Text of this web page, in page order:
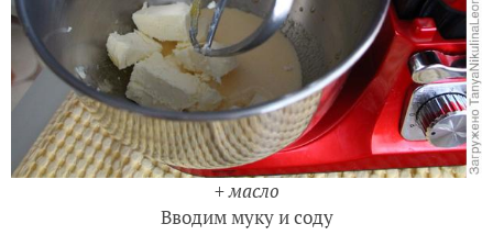
+ масло
Вводим муку и соду